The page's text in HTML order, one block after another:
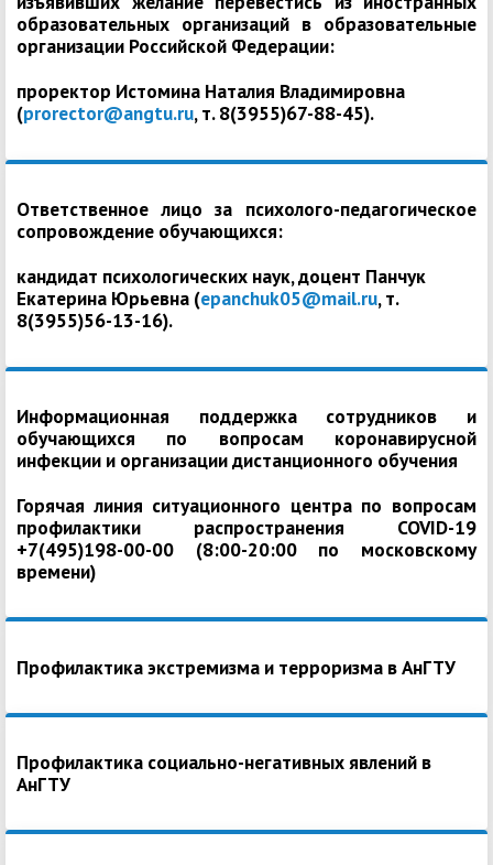
образовательных организаций в образовательные
организации Российской Федерации:
проректор Истомина Наталия Владимировна
(prorector@angtu.ru, т. 8(3955)67-88-45).
Ответственное лицо за психолого-педагогическое
сопровождение обучающихся:
кандидат психологических наук, доцент Панчук
Екатерина Юрьевна (epanchuk05@mail.ru, т.
8(3955)56-13-16).
Информационная поддержка сотрудников и
обучающихся по вопросам коронавирусной
инфекции и организации дистанционного обучения
Горячая линия ситуационного центра по вопросам
профилактики распространения COVID-19
+7(495)198-00-00 (8:00-20:00 по московскому
времени)
Профилактика экстремизма и терроризма в АнГТУ
Профилактика социально-негативных явлений в
АнГТУ